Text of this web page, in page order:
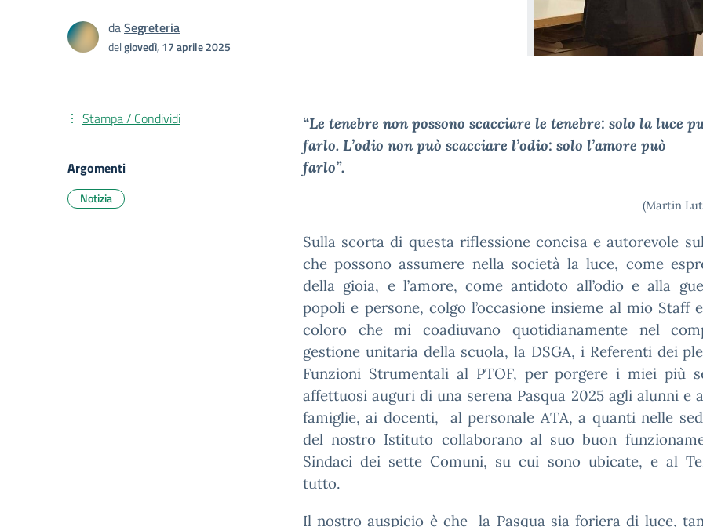
daSegreteria
delgiovedì, 17 aprile 2025
“Le tenebre non possono scacciare le tenebre: solo la luce
farlo. L’odio non può scacciare l’odio: solo l’amore può
farlo”.
(Martin
Sulla scorta di questa riflessione concisa e autorevole
che possono assumere nella società la luce, come
della gioia, e l’amore, come antidoto all’odio e alla
popoli e persone, colgo l’occasione insieme al mio Staff
coloro che mi coadiuvano quotidianamente nel
gestione unitaria della scuola, la DSGA, i Referenti dei
Funzioni Strumentali al PTOF, per porgere i miei più
affettuosi auguri di una serena Pasqua 2025 agli alunni e
famiglie, ai docenti, al personale ATA, a quanti nelle
del nostro Istituto collaborano al suo buon
Sindaci dei sette Comuni, su cui sono ubicate, e al
tutto.
Il nostro auspicio è che la Pasqua sia foriera di luce,
Stampa / Condividi
Argomenti
Notizia